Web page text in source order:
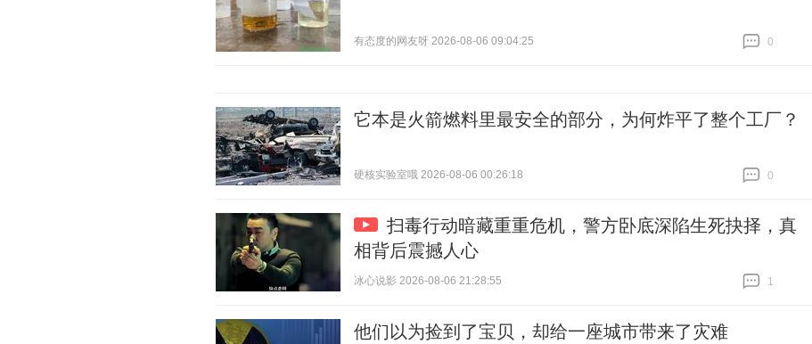
有态度的网友呀 2026-08-06 09:04:25
0
它本是火箭燃料里最安全的部分，为何炸平了整个工厂？
硬核实验室哦 2026-08-06 00:26:18
0
扫毒行动暗藏重重危机，警方卧底深陷生死抉择，真
相背后震撼人心
冰心说影 2026-08-06 21:28:55
1
他们以为捡到了宝贝，却给一座城市带来了灾难